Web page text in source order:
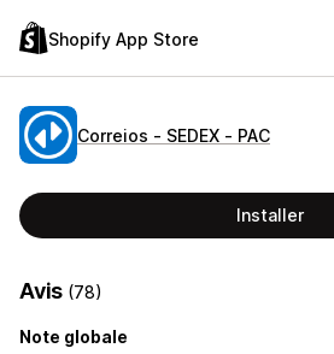
Shopify App Store
Correios ‑ SEDEX ‑ PAC
Installer
Avis (78)
Note globale